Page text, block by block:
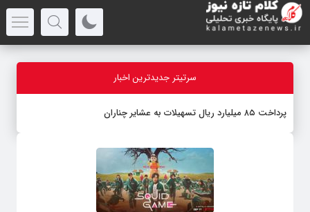
سرتیتر جدیدترین اخبار
پرداخت ۸۵ میلیارد ریال تسهیلات به عشایر چناران